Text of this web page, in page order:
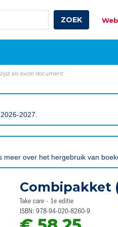
ZOEK
als excel document
2027.
meer over het hergebruik van
Combipakket
Take care - 1e editie
ISBN: 978-94-020-8260-9